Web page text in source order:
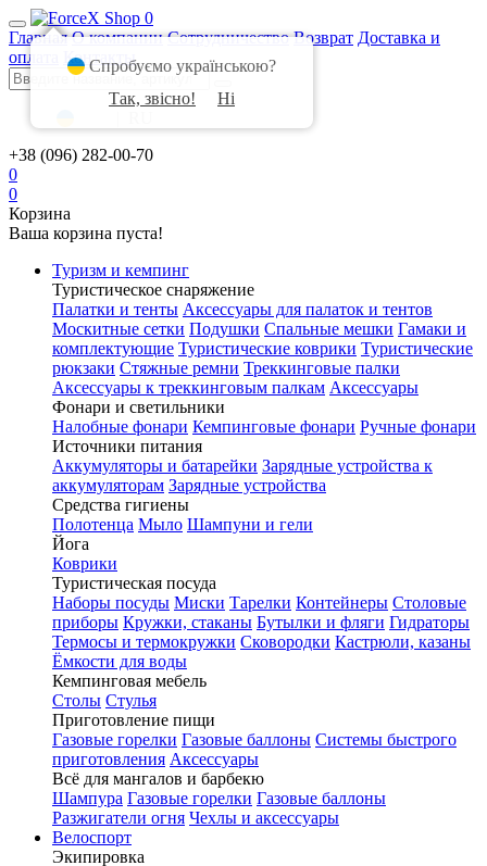
0
Главная О компании Сотрудничество Возврат Доставка и
оплата
Контакты
+38 (096) 282-00-70
0
0
Корзина
Ваша корзина пуста!
Туризм и кемпинг
Туристическое снаряжение
Палатки и тенты Аксессуары для палаток и тентов
Москитные сетки Подушки Спальные мешки Гамаки и
комплектующие Туристические коврики Туристические
рюкзаки Стяжные ремни Треккинговые палки
Аксессуары к треккинговым палкам Аксессуары
Фонари и светильники
Налобные фонари Кемпинговые фонари Ручные фонари
Источники питания
Аккумуляторы и батарейки Зарядные устройства к
аккумуляторам Зарядные устройства
Средства гигиены
Полотенца Мыло Шампуни и гели
Йога
Коврики
Туристическая посуда
Наборы посуды Миски Тарелки Контейнеры Столовые
приборы Кружки, стаканы Бутылки и фляги Гидраторы
Термосы и термокружки Сковородки Кастрюли, казаны
Ёмкости для воды
Кемпинговая мебель
Столы Стулья
Приготовление пищи
Газовые горелки Газовые баллоны Системы быстрого
приготовления Аксессуары
Всё для мангалов и барбекю
Шампура Газовые горелки Газовые баллоны
Разжигатели огня Чехлы и аксессуары
Велоспорт
Экипировка
Спробуємо українською?
Так, звісно!
Ні